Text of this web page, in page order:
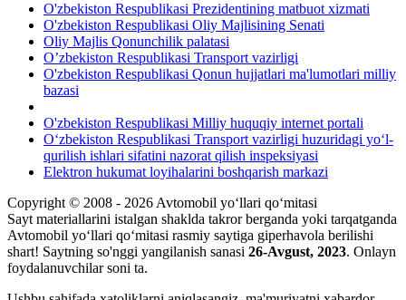
O'zbekiston Respublikasi Prezidentining matbuot xizmati
O'zbekiston Respublikasi Oliy Majlisining Senati
Oliy Majlis Qonunchilik palatasi
O’zbekiston Respublikasi Transport vazirligi
O'zbekiston Respublikasi Qonun hujjatlari ma'lumotlari milliy
bazasi
O'zbekiston Respublikasi Milliy huquqiy internet portali
O‘zbekiston Respublikasi Transport vazirligi huzuridagi yo‘l-
qurilish ishlari sifatini nazorat qilish inspeksiyasi
Elektron hukumat loyihalarini boshqarish markazi
Copyright © 2008 - 2026 Avtomobil yo‘llari qo‘mitasi
Sayt materiallarini istalgan shaklda takror berganda yoki tarqatganda
Avtomobil yo‘llari qo‘mitasi rasmiy saytiga giperhavola berilishi
shart! Saytning so'nggi yangilanish sanasi 26-Avgust, 2023. Onlayn
foydalanuvchilar soni ta.